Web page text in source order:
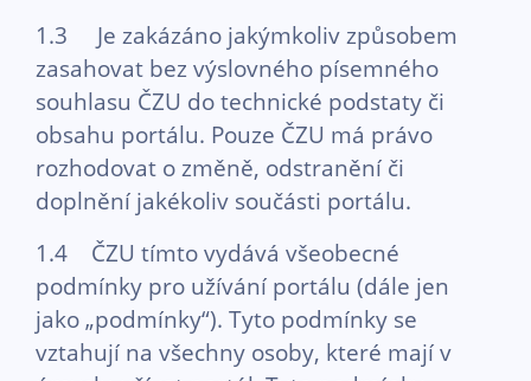
1.3 Je zakázáno jakýmkoliv způsobem
zasahovat bez výslovného písemného
souhlasu ČZU do technické podstaty či
obsahu portálu. Pouze ČZU má právo
rozhodovat o změně, odstranění či
doplnění jakékoliv součásti portálu.
1.4 ČZU tímto vydává všeobecné
podmínky pro užívání portálu (dále jen
jako „podmínky“). Tyto podmínky se
vztahují na všechny osoby, které mají v